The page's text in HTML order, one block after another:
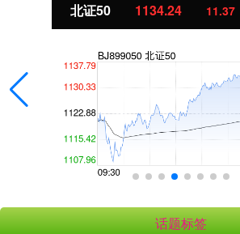
北证50 1134.24 11.37
话题标签